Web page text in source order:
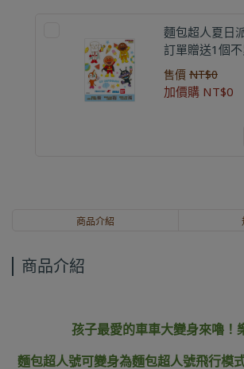
麵包超人夏日
訂單贈送1個
有限贈完為止)
售價NT$0
加價購NT$0
商品介紹
商品介紹
孩子最愛的車車大變身來嚕！
麵包超人號可變身為麵包超人號飛行模